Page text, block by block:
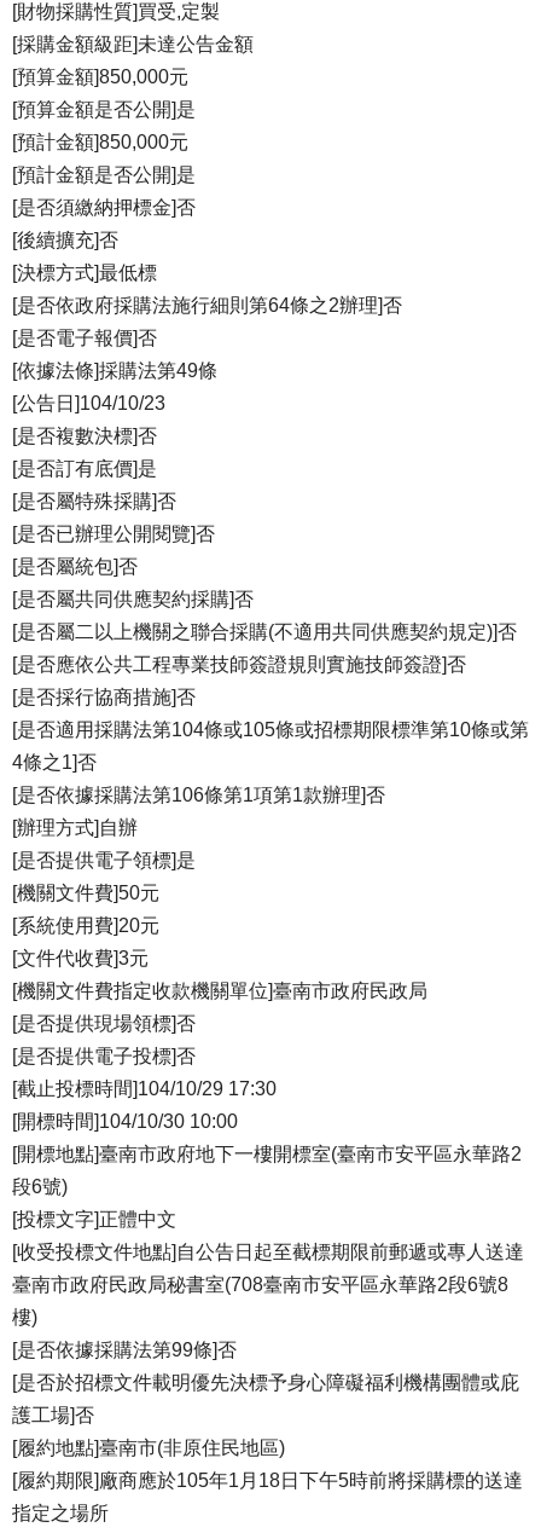
[財物採購性質]買受,定製
[採購金額級距]未達公告金額
[預算金額]850,000元
[預算金額是否公開]是
[預計金額]850,000元
[預計金額是否公開]是
[是否須繳納押標金]否
[後續擴充]否
[決標方式]最低標
[是否依政府採購法施行細則第64條之2辦理]否
[是否電子報價]否
[依據法條]採購法第49條
[公告日]104/10/23
[是否複數決標]否
[是否訂有底價]是
[是否屬特殊採購]否
[是否已辦理公開閱覽]否
[是否屬統包]否
[是否屬共同供應契約採購]否
[是否屬二以上機關之聯合採購(不適用共同供應契約規定)]否
[是否應依公共工程專業技師簽證規則實施技師簽證]否
[是否採行協商措施]否
[是否適用採購法第104條或105條或招標期限標準第10條或第
4條之1]否
[是否依據採購法第106條第1項第1款辦理]否
[辦理方式]自辦
[是否提供電子領標]是
[機關文件費]50元
[系統使用費]20元
[文件代收費]3元
[機關文件費指定收款機關單位]臺南市政府民政局
[是否提供現場領標]否
[是否提供電子投標]否
[截止投標時間]104/10/29 17:30
[開標時間]104/10/30 10:00
[開標地點]臺南市政府地下一樓開標室(臺南市安平區永華路2
段6號)
[投標文字]正體中文
[收受投標文件地點]自公告日起至截標期限前郵遞或專人送達
臺南市政府民政局秘書室(708臺南市安平區永華路2段6號8
樓)
[是否依據採購法第99條]否
[是否於招標文件載明優先決標予身心障礙福利機構團體或庇
護工場]否
[履約地點]臺南市(非原住民地區)
[履約期限]廠商應於105年1月18日下午5時前將採購標的送達
指定之場所